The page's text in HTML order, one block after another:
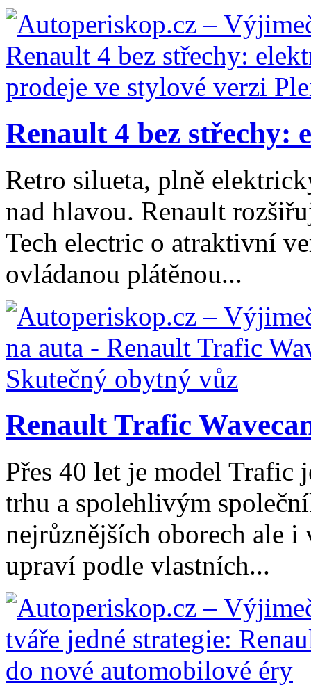
Renault 4 bez střechy:
Retro silueta, plně
nad hlavou. Renault
Tech electric o atraktivní
ovládanou plátěnou...
Renault Trafic
Přes 40 let je model Trafic
trhu a spolehlivým
nejrůznějších oborech ale
upraví podle vlastních...